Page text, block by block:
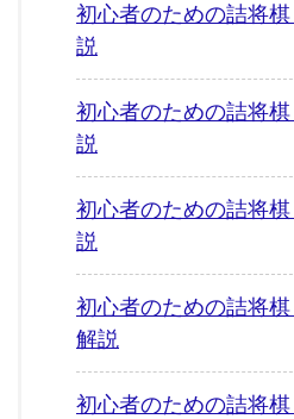
初心者のための詰将
説
初心者のための詰将
説
初心者のための詰将
説
初心者のための詰将
解説
初心者のための詰将